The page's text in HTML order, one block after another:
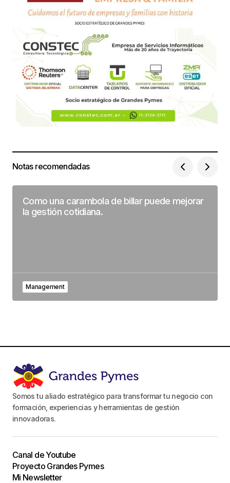
Notas recomendadas
Como una carambola de billar puede mejorar
la gestión cotidiana.
Management
Somos tu aliado estratégico para transformar tu negocio con
formación, experiencias y herramientas de gestión
innovadoras.
Canal de Youtube
Proyecto Grandes Pymes
Mi Newsletter